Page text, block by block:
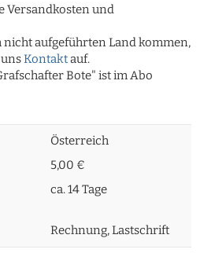
Versandkosten und
nicht aufgeführten Land kommen,
Kontaktauf.
Bote" ist im Abo
Österreich
5,00 €
ca. 14 Tage
Rechnung, Lastschrift